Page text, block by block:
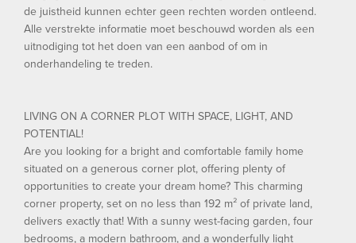
de juistheid kunnen echter geen rechten worden ontleend.
Alle verstrekte informatie moet beschouwd worden als een
uitnodiging tot het doen van een aanbod of om in
onderhandeling te treden.
LIVING ON A CORNER PLOT WITH SPACE, LIGHT, AND
POTENTIAL!
Are you looking for a bright and comfortable family home
situated on a generous corner plot, offering plenty of
opportunities to create your dream home? This charming
corner property, set on no less than 192 m² of private land,
delivers exactly that! With a sunny west-facing garden, four
bedrooms, a modern bathroom, and a wonderfully light